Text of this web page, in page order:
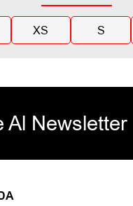
XS S
Al Newsletter